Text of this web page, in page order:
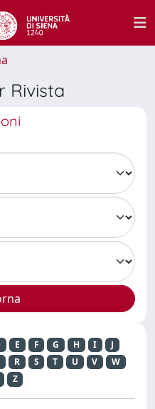
Rivista
E F G H I
J
R S T U V
W
Z